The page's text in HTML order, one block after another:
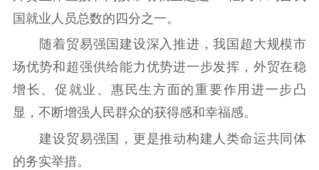
国就业人员总数的四分之一。
随着贸易强国建设深入推进，我国超大规模市
场优势和超强供给能力优势进一步发挥，外贸在稳
增长、促就业、惠民生方面的重要作用进一步凸
显，不断增强人民群众的获得感和幸福感。
建设贸易强国，更是推动构建人类命运共同体
的务实举措。